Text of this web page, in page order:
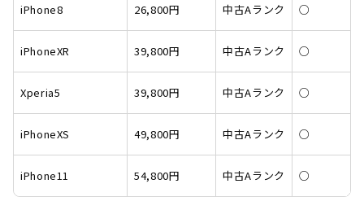
iPhone8 26,800円 中古Aランク ○
iPhoneXR 39,800円 中古Aランク ○
Xperia5 39,800円 中古Aランク ○
iPhoneXS 49,800円 中古Aランク ○
iPhone11 54,800円 中古Aランク ○